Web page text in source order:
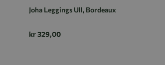
Joha Leggings Ull, Bordeaux
kr 329,00